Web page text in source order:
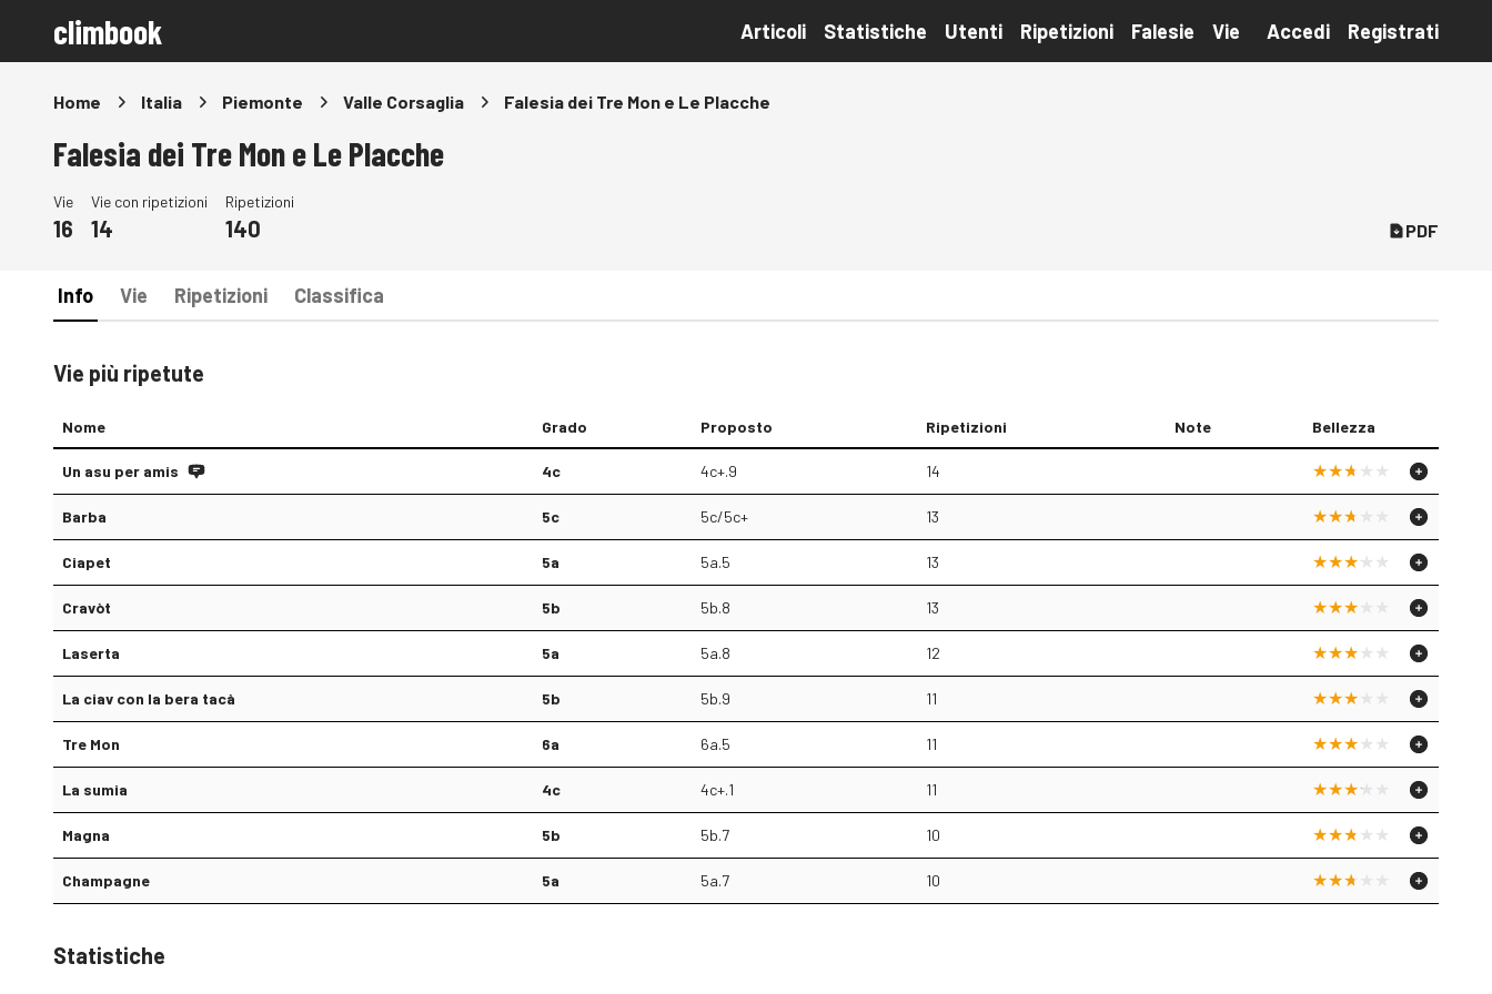
climbook Articoli Statistiche Utenti Ripetizioni Falesie Vie Accedi Registrati
Home Italia Piemonte Valle Corsaglia Falesia dei Tre Mon e Le Placche
Falesia dei Tre Mon e Le Placche
Vie
16
Vie con ripetizioni
14
Ripetizioni
140 PDF
Info Vie Ripetizioni Classifica
Vie più ripetute
Nome Grado Proposto Ripetizioni Note Bellezza
Un asu per amis 4c 4c+.9 14
Barba 5c 5c/5c+ 13
Ciapet 5a 5a.5 13
Cravòt 5b 5b.8 13
Laserta 5a 5a.8 12
La ciav con la bera tacà 5b 5b.9 11
Tre Mon 6a 6a.5 11
La sumia 4c 4c+.1 11
Magna 5b 5b.7 10
Champagne 5a 5a.7 10
Statistiche